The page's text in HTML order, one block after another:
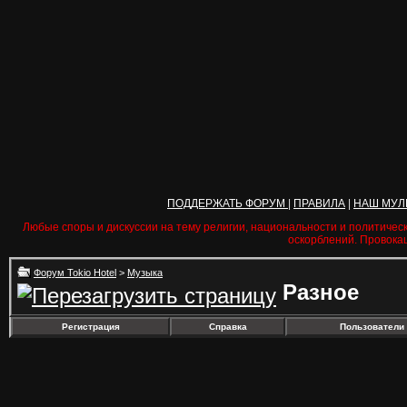
ПОДДЕРЖАТЬ ФОРУМ ПРАВИЛА
НАШ
Любые споры и дискуссии на тему религии, национальности и
оскорблений.
Форум Tokio Hotel > Музыка
Разное
Регистрация Справка Пользователи